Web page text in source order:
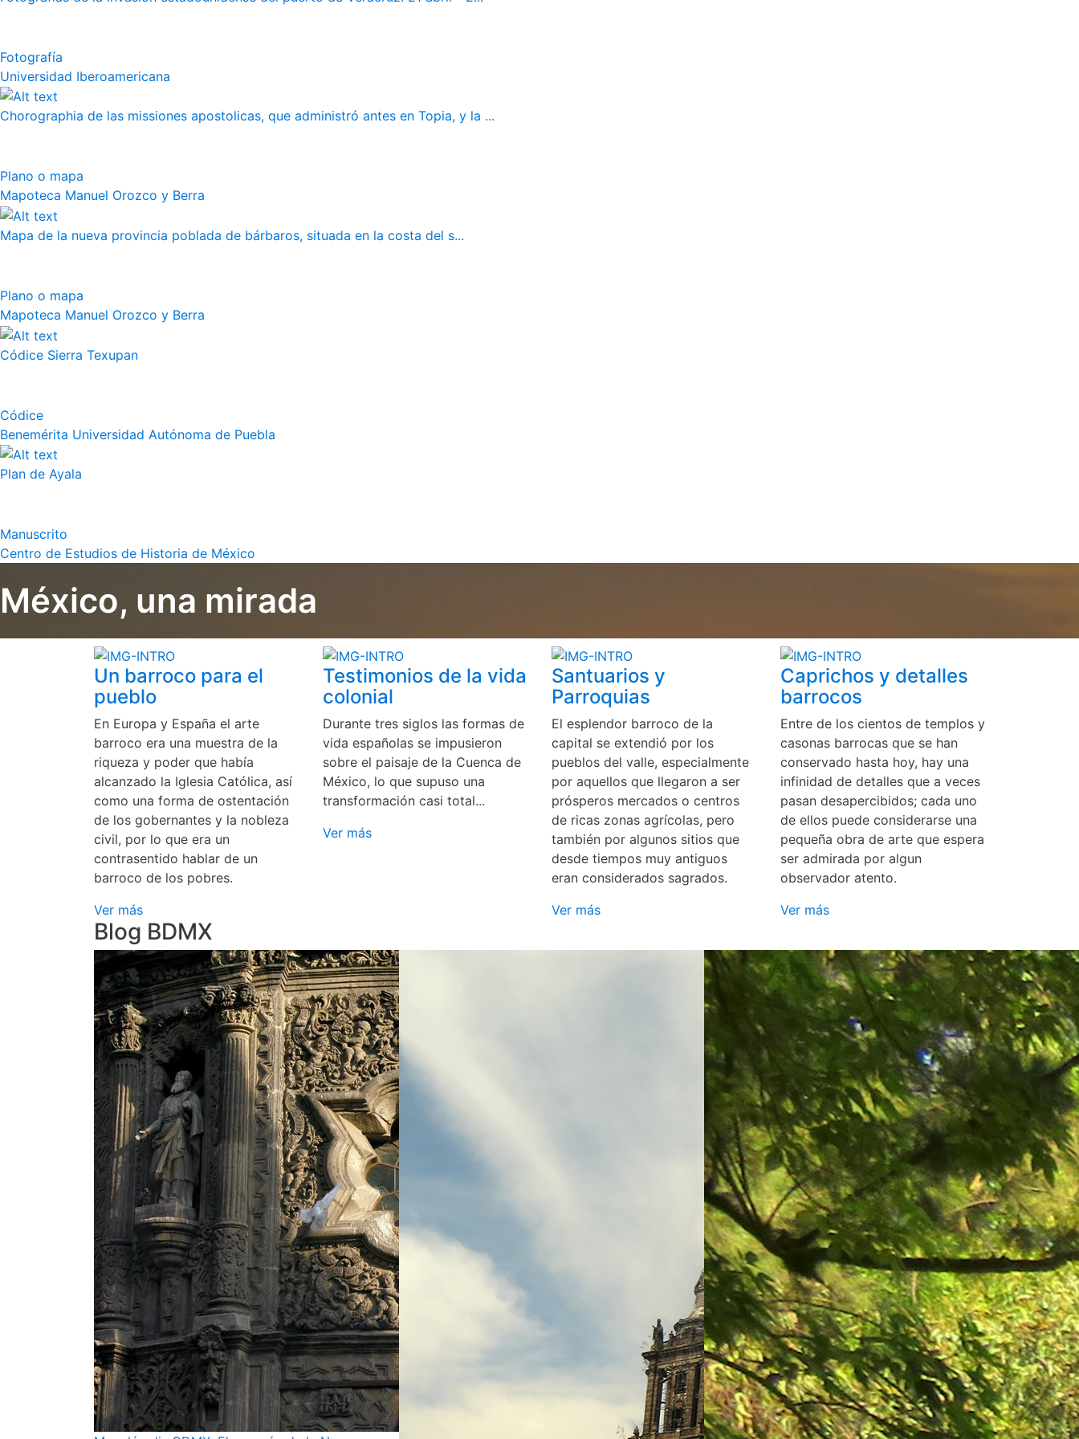
Fotografía
Universidad Iberoamericana
Chorographia de las missiones apostolicas, que administró antes en Topia, y la ...
Plano o mapa
Mapoteca Manuel Orozco y Berra
Mapa de la nueva provincia poblada de bárbaros, situada en la costa del s...
Plano o mapa
Mapoteca Manuel Orozco y Berra
Códice Sierra Texupan
Códice
Benemérita Universidad Autónoma de Puebla
Plan de Ayala
Manuscrito
Centro de Estudios de Historia de México
México, una mirada
Un barroco para el
pueblo
En Europa y España el arte
barroco era una muestra de la
riqueza y poder que había
alcanzado la Iglesia Católica, así
como una forma de ostentación
de los gobernantes y la nobleza
civil, por lo que era un
contrasentido hablar de un
barroco de los pobres.
Ver más
Testimonios de la vida
colonial
Durante tres siglos las formas de
vida españolas se impusieron
sobre el paisaje de la Cuenca de
México, lo que supuso una
transformación casi total...
Ver más
Santuarios y
Parroquias
El esplendor barroco de la
capital se extendió por los
pueblos del valle, especialmente
por aquellos que llegaron a ser
prósperos mercados o centros
de ricas zonas agrícolas, pero
también por algunos sitios que
desde tiempos muy antiguos
eran considerados sagrados.
Ver más
Caprichos y detalles
barrocos
Entre de los cientos de templos y
casonas barrocas que se han
conservado hasta hoy, hay una
infinidad de detalles que a veces
pasan desapercibidos; cada uno
de ellos puede considerarse una
pequeña obra de arte que espera
ser admirada por algun
observador atento.
Ver más
Blog BDMX